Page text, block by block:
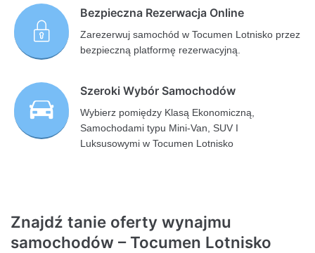
Bezpieczna Rezerwacja Online
Zarezerwuj samochód w Tocumen Lotnisko przez
bezpieczną platformę rezerwacyjną.
Szeroki Wybór Samochodów
Wybierz pomiędzy Klasą Ekonomiczną,
Samochodami typu Mini-Van, SUV I
Luksusowymi w Tocumen Lotnisko
Znajdź tanie oferty wynajmu
samochodów – Tocumen Lotnisko